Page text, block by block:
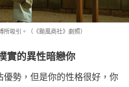
吸引。（《颱風商社》劇照）
實的異性暗戀你
優勢，但是你的性格很好，你